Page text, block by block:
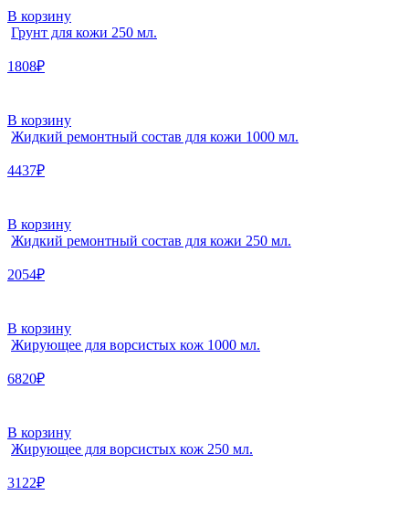
В корзину
Грунт для кожи 250 мл.
1808₽
В корзину
Жидкий ремонтный состав для кожи 1000 мл.
4437₽
В корзину
Жидкий ремонтный состав для кожи 250 мл.
2054₽
В корзину
Жирующее для ворсистых кож 1000 мл.
6820₽
В корзину
Жирующее для ворсистых кож 250 мл.
3122₽